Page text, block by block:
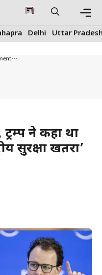
Delhi Uttar
ने कहा था
सुरक्षा खतरा’